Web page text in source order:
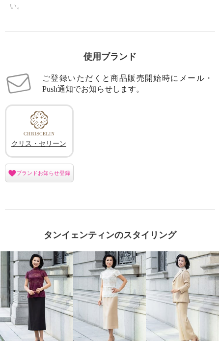
い。
使用ブランド
ご登録いただくと商品販売開始時にメール・
Push通知でお知らせします。
クリス・セリーン
ブランドお知らせ登録
タンイェンティンのスタイリング